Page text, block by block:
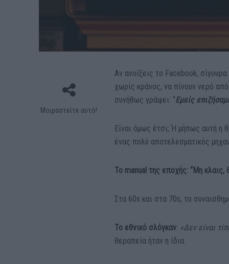
Μοιραστείτε αυτό!
Αν ανοίξεις το Facebook,
χωρίς κράνος, να πίνουν νερό
συνήθως γράφει: “Εμείς
Είναι όμως έτσι; Ή μήπως αυτή η
ένας πολύ αποτελεσματικός
Το manual της εποχής: “Μη κλαις,
Στα 60s και στα 70s, το
Το εθνικό σλόγκαν: «Δεν είναι
θεραπεία ήταν η ίδια.